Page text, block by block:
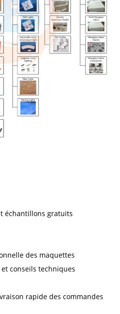
échantillons gratuits
des maquettes
conseils techniques
rapide des commandes